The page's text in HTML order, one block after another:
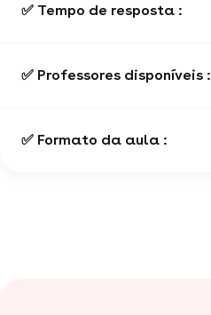
✅ Tempo de resposta :
✅ Professores disponíveis :
✅ Formato da aula :